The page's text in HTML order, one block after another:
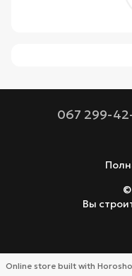
067 299-
Вы
Online store built with